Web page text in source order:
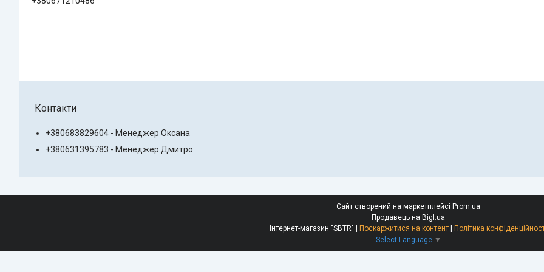
Контакти
+380683829604 - Менеджер Оксана
+380631395783 - Менеджер Дмитро
Сайт створений на маркетплейсі Prom.ua
Продавець на Bigl.ua
Поскаржитися на контент
Політика
Select Language ▼